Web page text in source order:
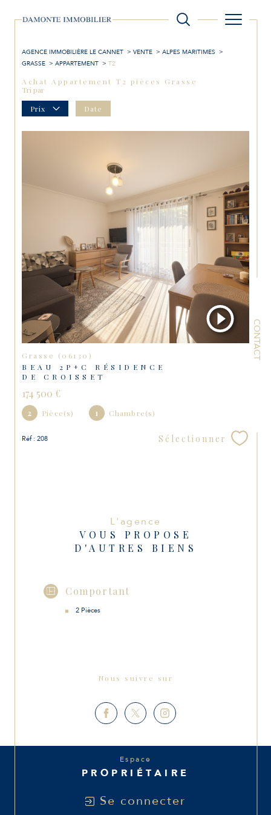
CONTACT
AGENCE IMMOBILIÈRE LE CANNET VENTE
ALPES MARITIMES
GRASSE
APPARTEMENT T2
Achat Appartement T2 pièces Grasse
Tri par
Prix
Date
Grasse (06130)
BEAU 2P+C RÉSIDENCE
DE CROISSET
174 500 €
2 Pièce(s) 1 Chambre(s)
Réf : 208 Sélectionner
L'agence
VOUS PROPOSE
D'AUTRES BIENS
Comportant
2 Pièces
Nous suivre sur
Espace
PROPRIÉTAIRE
Se connecter